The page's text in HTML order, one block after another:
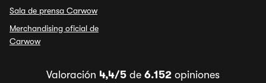
Sala de prensa Carwow
Merchandising oficial de
Carwow
Valoración 4,4/5 de 6.152 opiniones